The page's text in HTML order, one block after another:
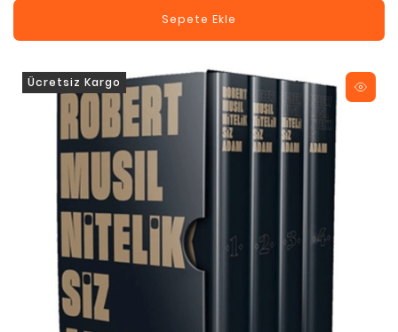
Sepete Ekle
Ücretsiz Kargo